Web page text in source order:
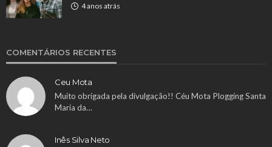
4 anos atrás
COMENTÁRIOS RECENTES
Ceu Mota
Muito obrigada pela divulgação!! Céu Mota Plogging Santa
Maria da…
Inês Silva Neto